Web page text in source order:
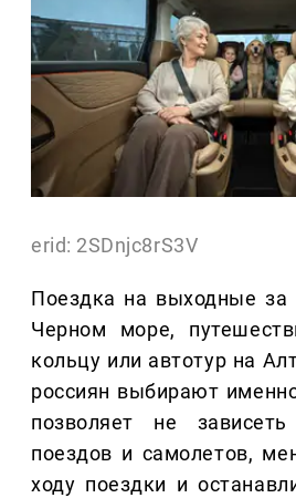
erid: 2SDnjc8rS3V
Поездка на выходные за
Черном море,
кольцу или автотур на
россиян выбирают
позволяет не
поездов и самолетов,
ходу поездки и